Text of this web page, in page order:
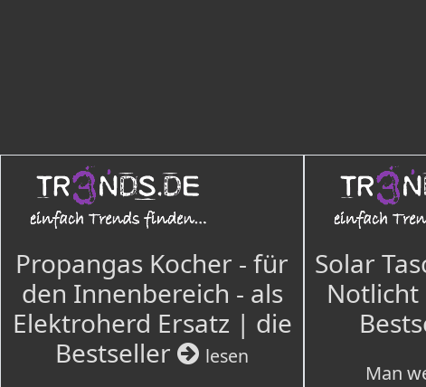
Propangas Kocher - für
den Innenbereich - als
Elektroherd Ersatz | die
Bestseller
lesen
Solar
Notlicht
Man